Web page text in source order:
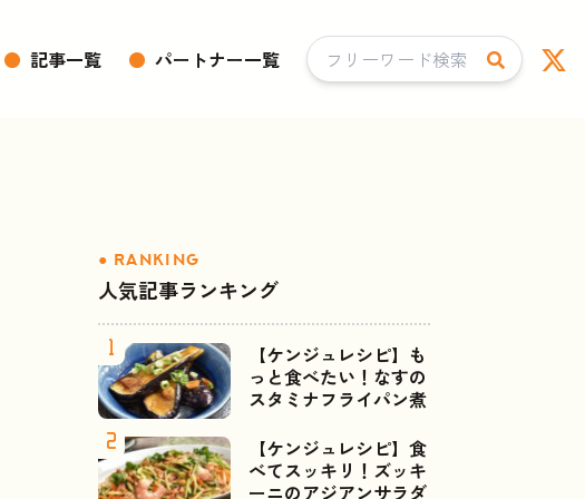
● 記事一覧 ● パートナー一覧
人気記事ランキング
【ケンジュレシピ】も
っと食べたい！なすの
スタミナフライパン煮
【ケンジュレシピ】食
べてスッキリ！ズッキ
ーニのアジアンサラダ